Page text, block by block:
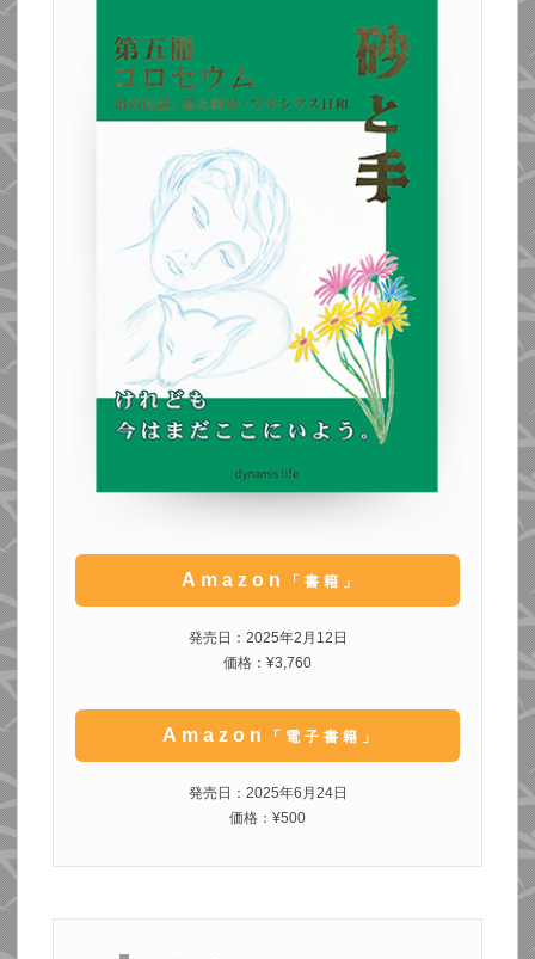
Amazon 「書籍」
発売日：2025年2月12日
価格：¥3,760
Amazon 「電子書籍」
発売日：2025年6月24日
価格：¥500